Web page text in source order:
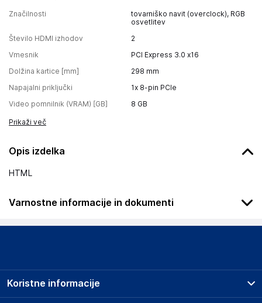
Značilnosti
tovarniško navit (overclock), RGB
osvetlitev
Število HDMI izhodov
2
Vmesnik
PCI Express 3.0 x16
Dolžina kartice [mm]
298 mm
Napajalni priključki
1x 8-pin PCIe
Video pomnilnik (VRAM) [GB]
8 GB
Prikaži več
Opis izdelka
HTML
Varnostne informacije in dokumenti
Podatki o proizvajalcu
ASUSTeK Computer Inc.
Koristne informacije